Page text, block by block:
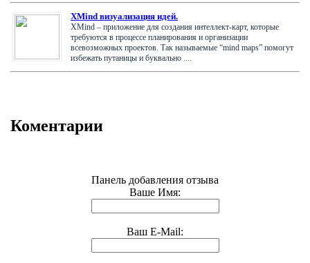
XMind визуализация идей.
XMind – приложение для создания интеллект-карт, которые
требуются в процессе планирования и организации
всевозможных проектов. Так называемые “mind maps” помогут
избежать путаницы и буквально ....
Коментарии
Панель добавления отзыва
Ваше Имя:
Ваш E-Mail: